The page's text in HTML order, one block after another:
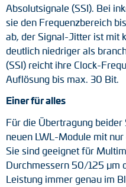
Absolutsignale (SSI). Bei
sie den Frequenzbereich
ab, der Signal-Jitter ist mit
deutlich niedriger als
(SSI) reicht ihre Clock-
Auflösung bis max. 30 Bit.
Einer für alles
Für die Übertragung
neuen LWL-Module mit
Sie sind geeignet für
Durchmessern 50/125 µm
Leistung immer genau im